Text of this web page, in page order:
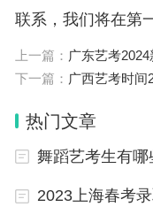
数学（二）、外语
分。考试时间为每
春季高考是学
联系，我们将在第
上一篇： 广东艺考
下一篇： 广西艺考时间
热门文章
舞蹈艺考生有哪